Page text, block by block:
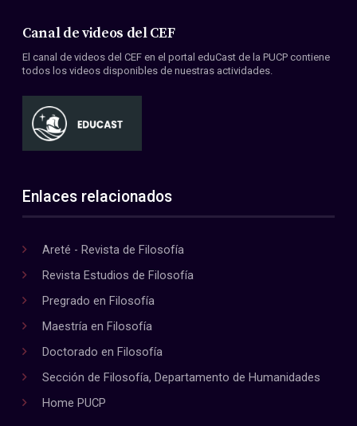
Canal de videos del CEF
El canal de videos del CEF en el portal eduCast de la PUCP contiene
todos los videos disponibles de nuestras actividades.
Enlaces relacionados
Areté - Revista de Filosofía
Revista Estudios de Filosofía
Pregrado en Filosofía
Maestría en Filosofía
Doctorado en Filosofía
Sección de Filosofía, Departamento de Humanidades
Home PUCP